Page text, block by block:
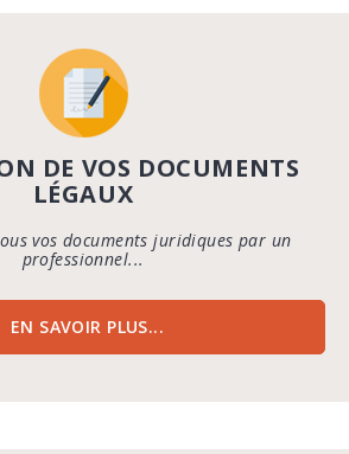
DE VOS DOCUMENTS
LÉGAUX
vos documents juridiques par un
professionnel...
EN SAVOIR PLUS...